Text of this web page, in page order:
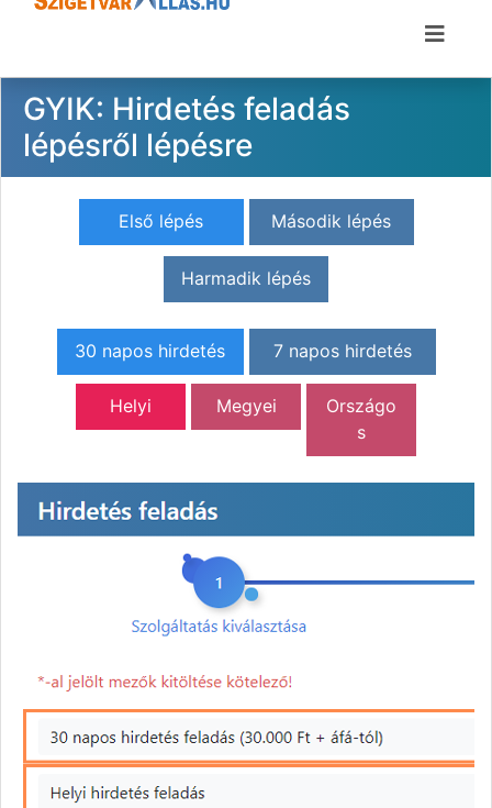
GYIK: Hirdetés feladás
lépésről lépésre
Első lépés Második lépés
Harmadik lépés
30 napos hirdetés 7 napos hirdetés
Helyi Megyei
Országo
s